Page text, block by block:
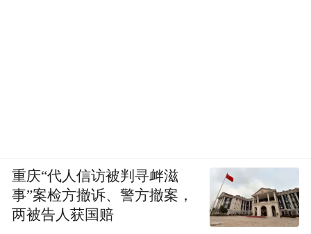
重庆“代人信访被判寻衅滋
事”案检方撤诉、警方撤案，
两被告人获国赔